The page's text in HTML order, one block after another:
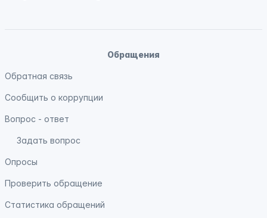
Обращения
Обратная связь
Сообщить о коррупции
Вопрос - ответ
Задать вопрос
Опросы
Проверить обращение
Статистика обращений